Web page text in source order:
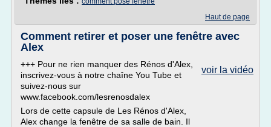
Haut de page
Comment retirer et poser une fenêtre avec
Alex
voir la vidéo
+++ Pour ne rien manquer des Rénos d'Alex,
inscrivez-vous à notre chaîne You Tube et
suivez-nous sur
www.facebook.com/lesrenosdalex
Lors de cette capsule de Les Rénos d'Alex,
Alex change la fenêtre de sa salle de bain. Il